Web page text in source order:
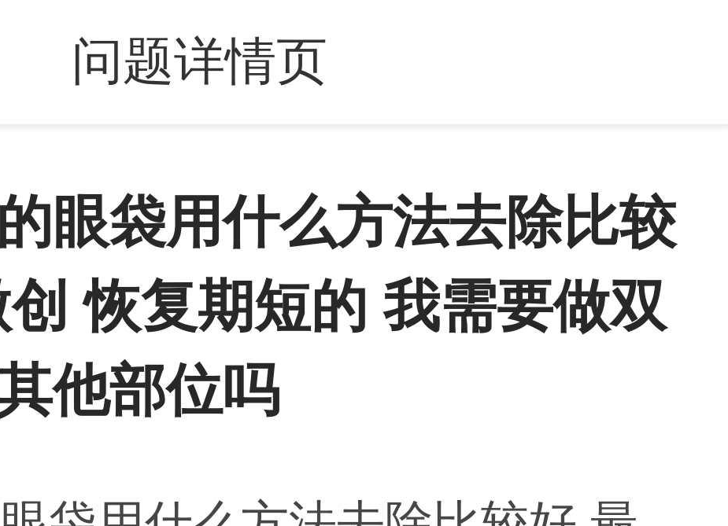
问题详情页
眼袋用什么方法去除比较
恢复期短的 我需要做双
他部位吗